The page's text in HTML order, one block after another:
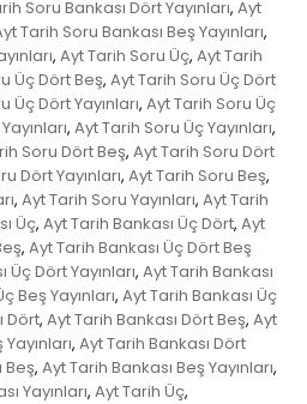
Soru Bankası Dört Yayınları, Ayt
Tarih Soru Bankası Beş Yayınları,
, Ayt Tarih Soru Üç, Ayt Tarih
Üç Dört Beş, Ayt Tarih Soru Üç Dört
Üç Dört Yayınları, Ayt Tarih Soru Üç
, Ayt Tarih Soru Üç Yayınları,
Soru Dört Beş, Ayt Tarih Soru Dört
Dört Yayınları, Ayt Tarih Soru Beş,
, Ayt Tarih Soru Yayınları, Ayt Tarih
Üç, Ayt Tarih Bankası Üç Dört, Ayt
, Ayt Tarih Bankası Üç Dört Beş
Üç Dört Yayınları, Ayt Tarih Bankası
Beş Yayınları, Ayt Tarih Bankası Üç
Dört, Ayt Tarih Bankası Dört Beş, Ayt
, Ayt Tarih Bankası Dört
Beş, Ayt Tarih Bankası Beş Yayınları,
Yayınları, Ayt Tarih Üç,